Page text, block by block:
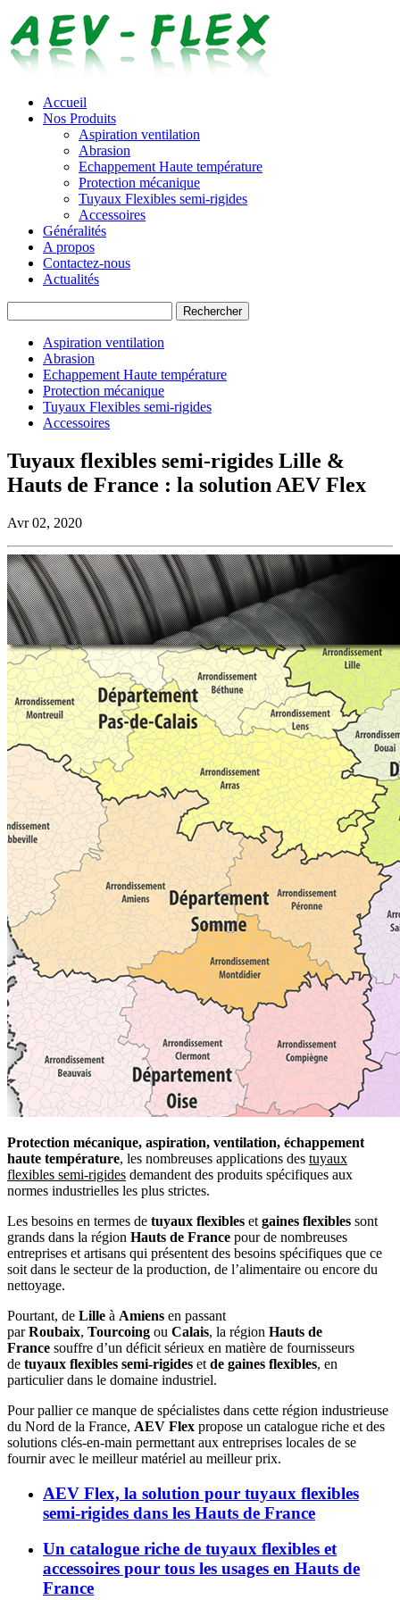
Accueil
Nos Produits
Aspiration ventilation
Abrasion
Echappement Haute température
Protection mécanique
Tuyaux Flexibles semi-rigides
Accessoires
Généralités
A propos
Contactez-nous
Actualités
Rechercher
Aspiration ventilation
Abrasion
Echappement Haute température
Protection mécanique
Tuyaux Flexibles semi-rigides
Accessoires
Tuyaux flexibles semi-rigides Lille &
Hauts de France : la solution AEV Flex
Avr 02, 2020
Protection mécanique, aspiration, ventilation, échappement
haute température, les nombreuses applications des tuyaux
flexibles semi-rigides demandent des produits spécifiques aux
normes industrielles les plus strictes.
Les besoins en termes de tuyaux flexibles et gaines flexibles sont
grands dans la région Hauts de France pour de nombreuses
entreprises et artisans qui présentent des besoins spécifiques que ce
soit dans le secteur de la production, de l’alimentaire ou encore du
nettoyage.
Pourtant, de Lille à Amiens en passant
parRoubaix, Tourcoing ou Calais, la région Hauts de
France souffre d’un déficit sérieux en matière de fournisseurs
de tuyaux flexibles semi-rigides et de gaines flexibles, en
particulier dans le domaine industriel.
Pour pallier ce manque de spécialistes dans cette région industrieuse
du Nord de la France, AEV Flex propose un catalogue riche et des
solutions clés-en-main permettant aux entreprises locales de se
fournir avec le meilleur matériel au meilleur prix.
AEV Flex, la solution pour tuyaux flexibles
semi-rigides dans les Hauts de France
Un catalogue riche de tuyaux flexibles et
accessoires pour tous les usages en Hauts de
France